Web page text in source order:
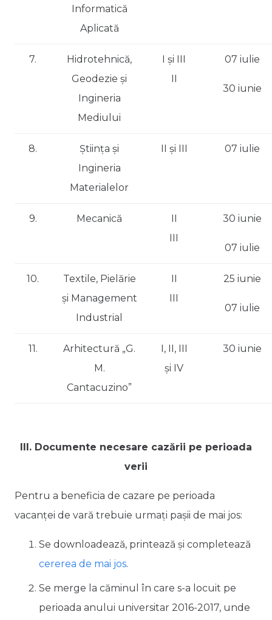
Informatică
Aplicată
7.
Hidrotehnică,
Geodezie și
Ingineria
Mediului
I și III
07 iulie
30 iunie
8.
Știința și
Ingineria
Materialelor
II și III 07 iulie
9. Mecanică 30 iunie
07 iulie
10.
Textile, Pielărie
și Management
Industrial
25 iunie
07 iulie
11.
Arhitectură „G.
M.
Cantacuzino”
I, II, III
și IV
30 iunie
III. Documente necesare cazării pe perioada
verii
Pentru a beneficia de cazare pe perioada
vacanţei de vară trebuie urmați paşii de mai jos:
Se downloadează, printează şi completează
cererea de mai jos.
Se merge la căminul în care s-a locuit pe
perioada anului universitar 2016-2017, unde